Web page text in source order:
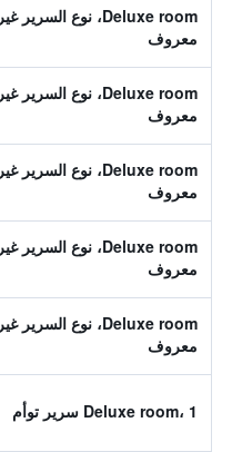
Deluxe room، نوع السرير غير
معروف
Deluxe room، نوع السرير غير
معروف
Deluxe room، نوع السرير غير
معروف
Deluxe room، نوع السرير غير
معروف
Deluxe room، نوع السرير غير
معروف
Deluxe room، 1 سرير توأم